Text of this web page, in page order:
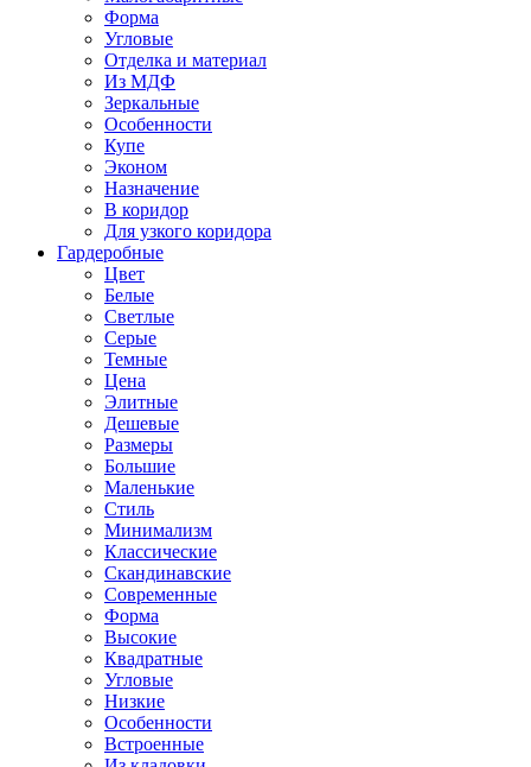
Форма
Угловые
Отделка и материал
Из МДФ
Зеркальные
Особенности
Купе
Эконом
Назначение
В коридор
Для узкого коридора
Гардеробные
Цвет
Белые
Светлые
Серые
Темные
Цена
Элитные
Дешевые
Размеры
Большие
Маленькие
Стиль
Минимализм
Классические
Скандинавские
Современные
Форма
Высокие
Квадратные
Угловые
Низкие
Особенности
Встроенные